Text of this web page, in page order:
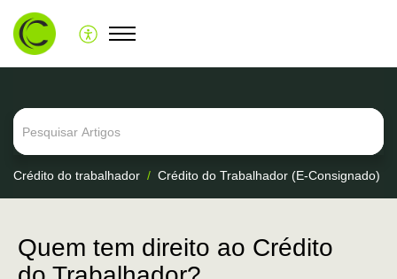
Crédito do trabalhador Crédito do Trabalhador (E-Consignado)
Quem tem direito ao Crédito